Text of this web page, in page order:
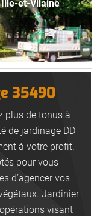
Ille-et-Vilaine
35490
plus de tonus à
de jardinage DD
à votre profit.
pour vous
d’agencer vos
Jardinier
visant